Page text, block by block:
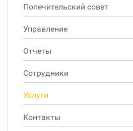
Попечительский совет
Управление
Отчеты
Сотрудники
Услуги
Контакты